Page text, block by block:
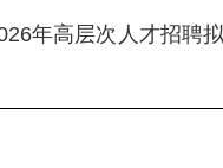
年高层次人才招聘